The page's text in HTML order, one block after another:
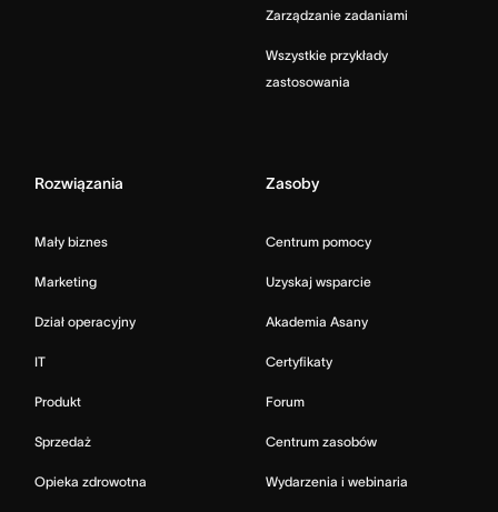
Zarządzanie zadaniami
Wszystkie przykłady
zastosowania
Rozwiązania
Mały biznes
Marketing
Dział operacyjny
IT
Produkt
Sprzedaż
Opieka zdrowotna
Zasoby
Centrum pomocy
Uzyskaj wsparcie
Akademia Asany
Certyfikaty
Forum
Centrum zasobów
Wydarzenia i webinaria